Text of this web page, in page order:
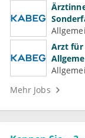
Arzt für
Mehr Jobs